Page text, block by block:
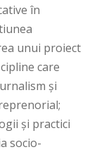
în
unui proiect
care
şi
şi practici
socio-